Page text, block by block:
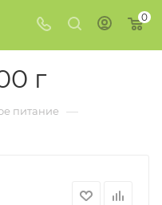
0
г
питание —